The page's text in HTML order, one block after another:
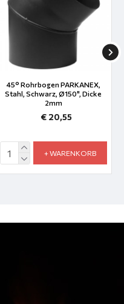
45° Rohrbogen PARKANEX,
Stahl, Schwarz, Ø150", Dicke
2mm
€ 20,55
+ WARENKORB